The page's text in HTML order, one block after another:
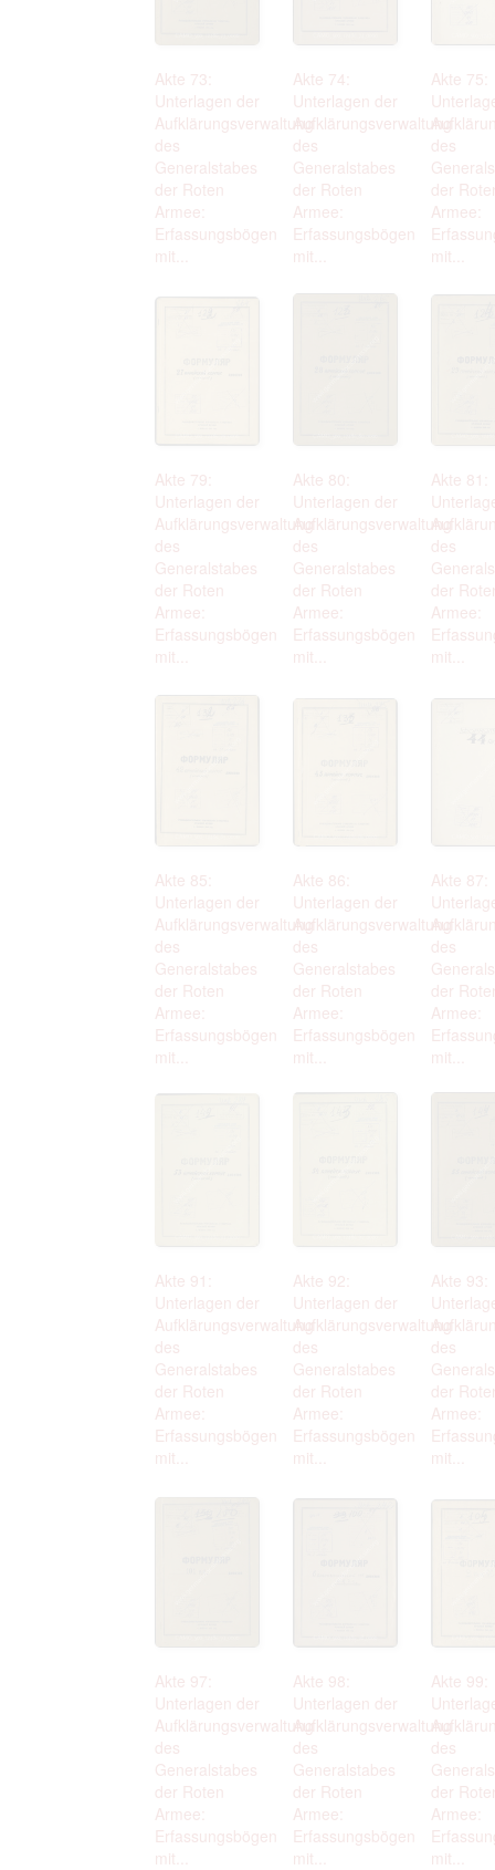
Akte 73:
Unterlagen der
Aufklärungsverwaltung
des
Generalstabes
der Roten
Armee:
Erfassungsbögen
mit...
Akte 74:
Unterlagen der
Aufklärungsverwaltung
des
Generalstabes
der Roten
Armee:
Erfassungsbögen
mit...
Akte 75:
des
der
Armee:
mit...
Akte 79:
Unterlagen der
Aufklärungsverwaltung
des
Generalstabes
der Roten
Armee:
Erfassungsbögen
mit...
Akte 80:
Unterlagen der
Aufklärungsverwaltung
des
Generalstabes
der Roten
Armee:
Erfassungsbögen
mit...
Akte 81:
des
der
Armee:
mit...
Akte 85:
Unterlagen der
Aufklärungsverwaltung
des
Generalstabes
der Roten
Armee:
Erfassungsbögen
mit...
Akte 86:
Unterlagen der
Aufklärungsverwaltung
des
Generalstabes
der Roten
Armee:
Erfassungsbögen
mit...
Akte 87:
des
der
Armee:
mit...
Akte 91:
Unterlagen der
Aufklärungsverwaltung
des
Generalstabes
der Roten
Armee:
Erfassungsbögen
mit...
Akte 92:
Unterlagen der
Aufklärungsverwaltung
des
Generalstabes
der Roten
Armee:
Erfassungsbögen
mit...
Akte 93:
des
der
Armee:
mit...
Akte 97:
Unterlagen der
Aufklärungsverwaltung
des
Generalstabes
der Roten
Armee:
Erfassungsbögen
mit...
Akte 98:
Unterlagen der
Aufklärungsverwaltung
des
Generalstabes
der Roten
Armee:
Erfassungsbögen
mit...
Akte 99:
des
der
Armee:
mit...